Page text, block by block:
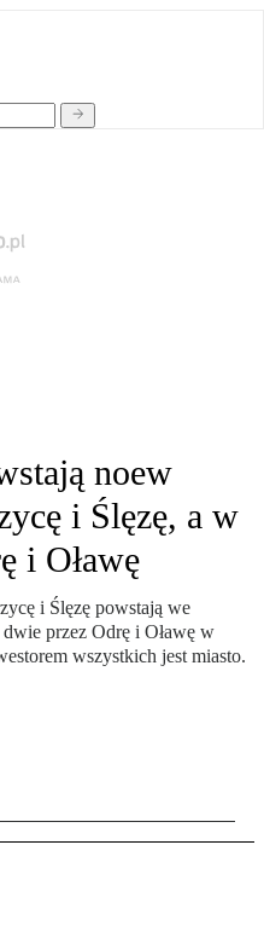
noew
i Ślęzę, a w
i Oławę
i Ślęzę powstają we
przez Odrę i Oławę w
wszystkich jest miasto.